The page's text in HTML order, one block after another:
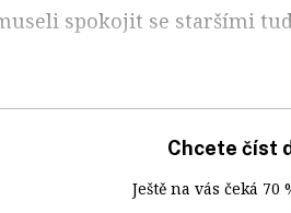
spokojit se staršími
Chcete číst
Ještě na vás čeká 70